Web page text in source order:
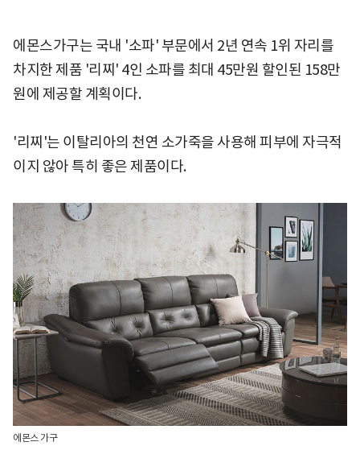
에몬스가구는 국내 '소파' 부문에서 2년 연속 1위 자리를
차지한 제품 '리찌' 4인 소파를 최대 45만원 할인된 158만
원에 제공할 계획이다.
'리찌'는 이탈리아의 천연 소가죽을 사용해 피부에 자극적
이지 않아 특히 좋은 제품이다.
에몬스 가구